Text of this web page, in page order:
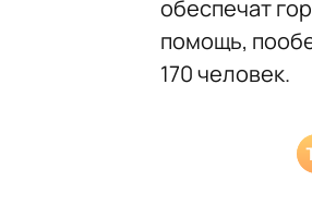
обеспечат
помощь,
170 человек.